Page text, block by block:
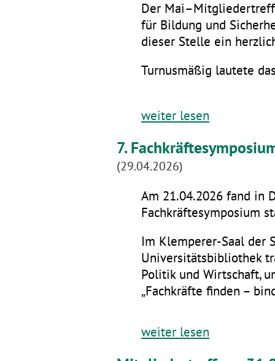
Der
für Bildung und
dieser Stelle ein
Turnusmäßig lautete
weiter lesen
7.
(29.04.2026)
Am 21.04.2026 fand in
Fachkräftesymposium
Im Klemperer-Saal der
Universitätsbibliothek
Politik und Wirtschaft,
„Fachkräfte finden –
weiter lesen